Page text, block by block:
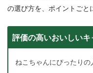
の選び方を、ポイントごと
評価の高いおいしい
ねこちゃんにぴったりの